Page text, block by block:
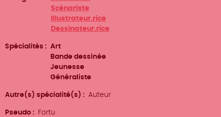
Scénariste
Illustrateur.rice
Dessinateur.rice
Spécialités
Art
Bande dessinée
Jeunesse
Généraliste
Autre(s) spécialité(s) Auteur
Pseudo Fortu